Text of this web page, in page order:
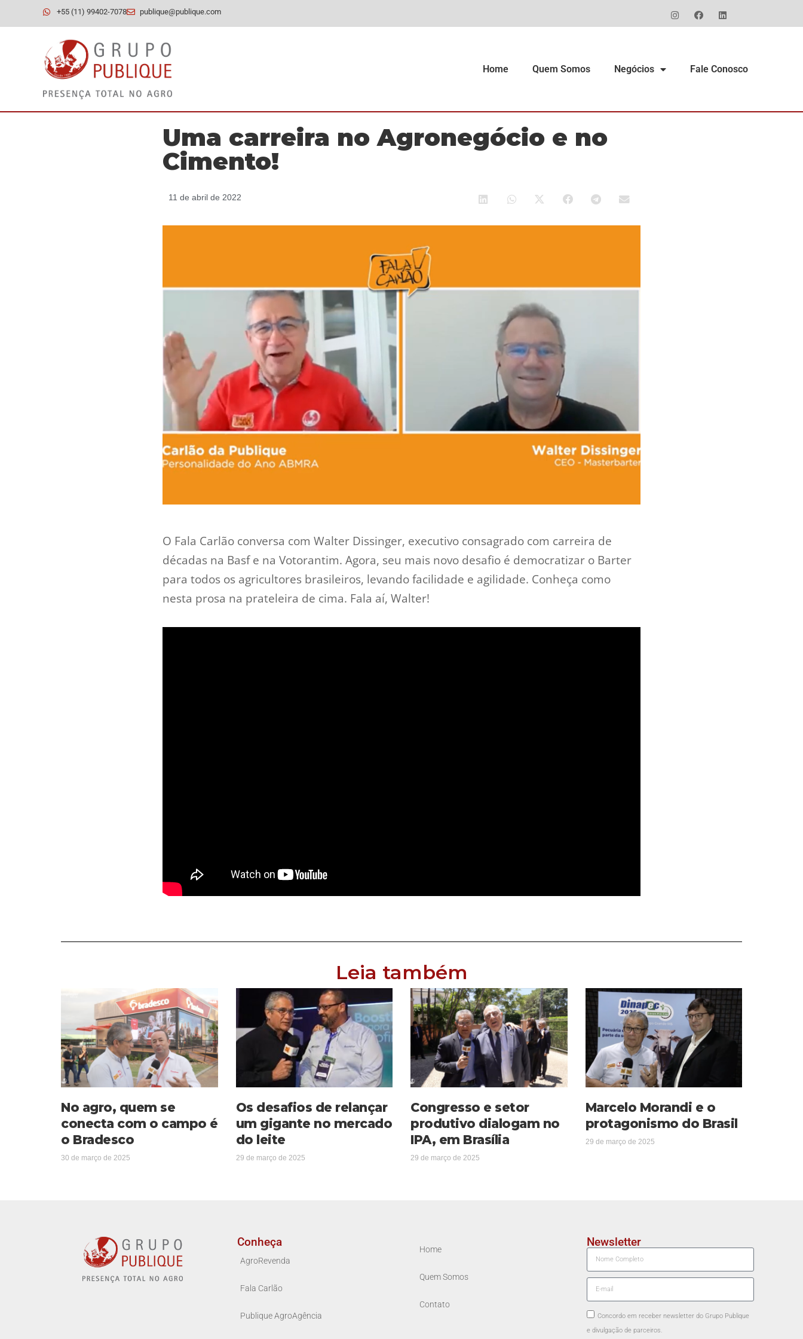
+55 (11) 99402-7078 publique@publique.com
Home Quem Somos Negócios Fale Conosco
Uma carreira no Agronegócio e no
Cimento!
11 de abril de 2022
O Fala Carlão conversa com Walter Dissinger, executivo consagrado com carreira de
décadas na Basf e na Votorantim. Agora, seu mais novo desafio é democratizar o Barter
para todos os agricultores brasileiros, levando facilidade e agilidade. Conheça como
nesta prosa na prateleira de cima. Fala aí, Walter!
Leia também
No agro, quem se
conecta com o campo é
o Bradesco
30 de março de 2025
Os desafios de relançar
um gigante no mercado
do leite
29 de março de 2025
Congresso e setor
produtivo dialogam no
IPA, em Brasília
29 de março de 2025
Marcelo Morandi e o
protagonismo do Brasil
29 de março de 2025
Conheça
AgroRevenda
Fala Carlão
Publique AgroAgência
Home
Quem Somos
Contato
Newsletter
Concordo em receber newsletter do Grupo Publique
e divulgação de parceiros.